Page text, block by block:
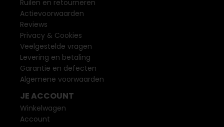
Ruilen en retourneren
Actievoorwaarden
Reviews
Privacy & Cookies
Veelgestelde vragen
Levering en betaling
Garantie en defecten
Algemene voorwaarden
JE ACCOUNT
Winkelwagen
Account